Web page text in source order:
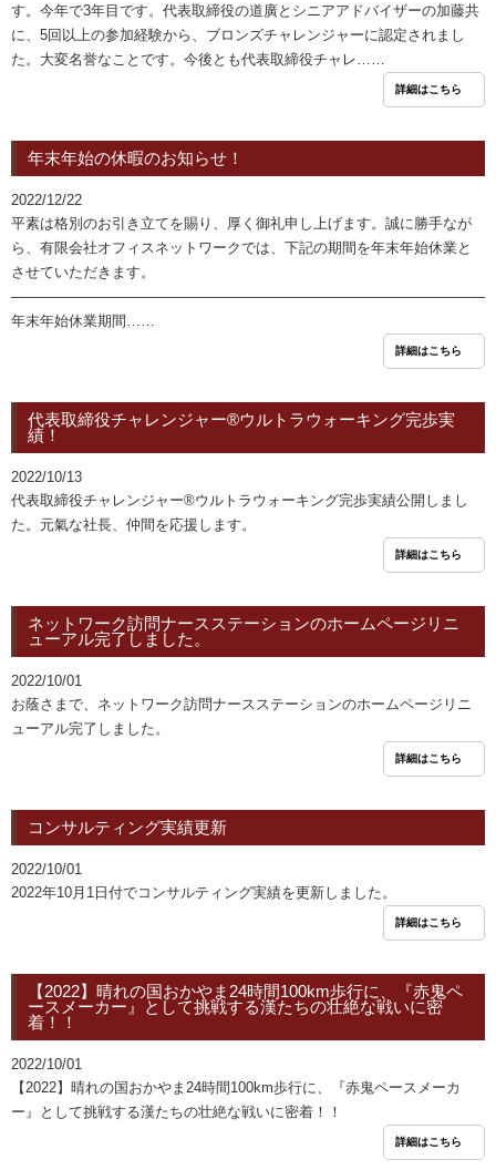
す。今年で3年目です。代表取締役の道廣とシニアアドバイザーの加藤共
に、5回以上の参加経験から、ブロンズチャレンジャーに認定されまし
た。大変名誉なことです。今後とも代表取締役チャレ……
詳細はこちら
年末年始の休暇のお知らせ！
2022/12/22
平素は格別のお引き立てを賜り、厚く御礼申し上げます。誠に勝手なが
ら、有限会社オフィスネットワークでは、下記の期間を年末年始休業と
させていただきます。
年末年始休業期間……
詳細はこちら
代表取締役チャレンジャー®ウルトラウォーキング完歩実
績！
2022/10/13
代表取締役チャレンジャー®ウルトラウォーキング完歩実績公開しまし
た。元氣な社長、仲間を応援します。
詳細はこちら
ネットワーク訪問ナースステーションのホームページリニ
ューアル完了しました。
2022/10/01
お蔭さまで、ネットワーク訪問ナースステーションのホームページリニ
ューアル完了しました。
詳細はこちら
コンサルティング実績更新
2022/10/01
2022年10月1日付でコンサルティング実績を更新しました。
詳細はこちら
【2022】晴れの国おかやま24時間100km歩行に、『赤鬼ペ
ースメーカー』として挑戦する漢たちの壮絶な戦いに密
着！！
2022/10/01
【2022】晴れの国おかやま24時間100km歩行に、『赤鬼ペースメーカ
ー』として挑戦する漢たちの壮絶な戦いに密着！！
詳細はこちら